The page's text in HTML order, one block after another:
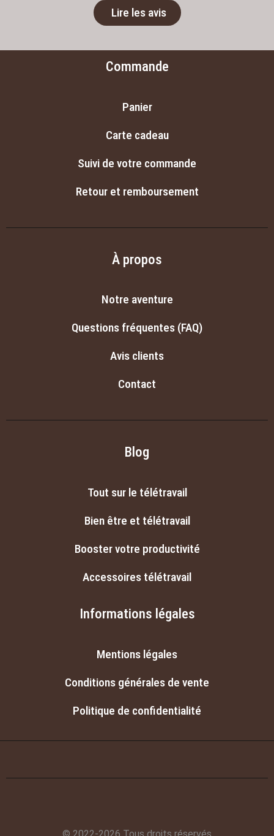
Lire les avis
Commande
Panier
Carte cadeau
Suivi de votre commande
Retour et remboursement
À propos
Notre aventure
Questions fréquentes (FAQ)
Avis clients
Contact
Blog
Tout sur le télétravail
Bien être et télétravail
Booster votre productivité
Accessoires télétravail
Informations légales
Mentions légales
Conditions générales de vente
Politique de confidentialité